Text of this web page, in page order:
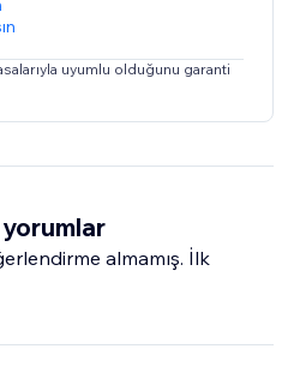
uyumlu olduğunu garanti
almamış. İlk